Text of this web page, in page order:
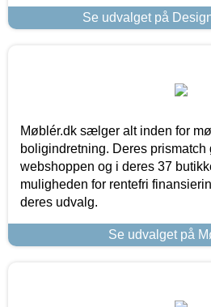
Se udvalget på
Møblér.dk sælger alt inden for
boligindretning. Deres
webshoppen og i deres 37
muligheden for rentefri
deres udvalg.
Se udvalget på